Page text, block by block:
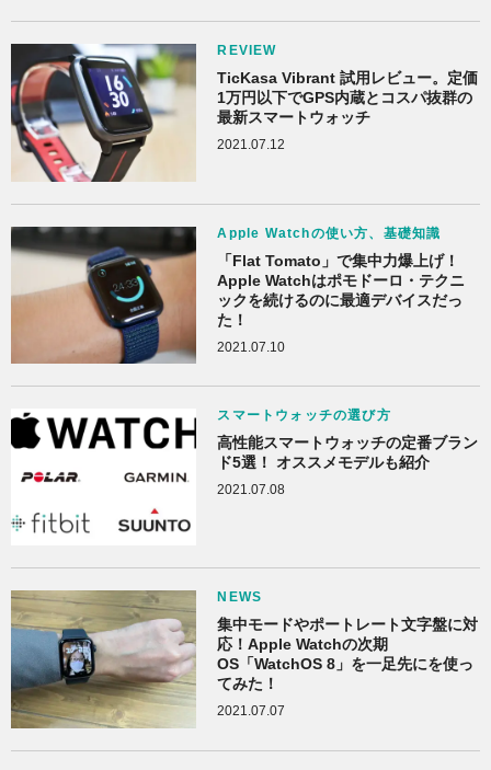
REVIEW
TicKasa Vibrant 試用レビュー。定価
1万円以下でGPS内蔵とコスパ抜群の
最新スマートウォッチ
2021.07.12
Apple Watchの使い方、基礎知識
「Flat Tomato」で集中力爆上げ！
Apple Watchはポモドーロ・テクニ
ックを続けるのに最適デバイスだっ
た！
2021.07.10
スマートウォッチの選び方
高性能スマートウォッチの定番ブラン
ド5選！ オススメモデルも紹介
2021.07.08
NEWS
集中モードやポートレート文字盤に対
応！Apple Watchの次期
OS「WatchOS 8」を一足先にを使っ
てみた！
2021.07.07